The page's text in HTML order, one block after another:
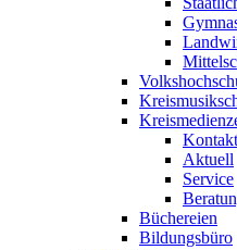
Kontakt
Aktuell
Service
Büchereien
Bildungsbüro